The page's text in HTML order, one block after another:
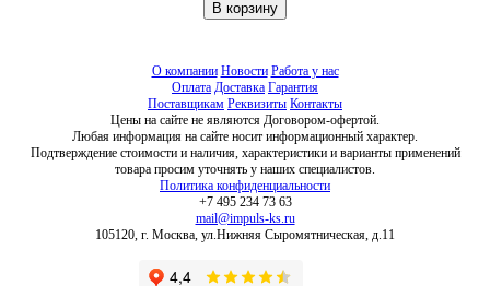
О компании Новости Работа у нас
Оплата Доставка Гарантия
Поставщикам Реквизиты Контакты
Цены на сайте не являются Договором-офертой.
Любая информация на сайте носит информационный характер.
Подтверждение стоимости и наличия, характеристики и варианты применений
товара просим уточнять у наших специалистов.
Политика конфиденциальности
+7 495 234 73 63
mail@impuls-ks.ru
105120, г. Москва, ул.Нижняя Сыромятническая, д.11